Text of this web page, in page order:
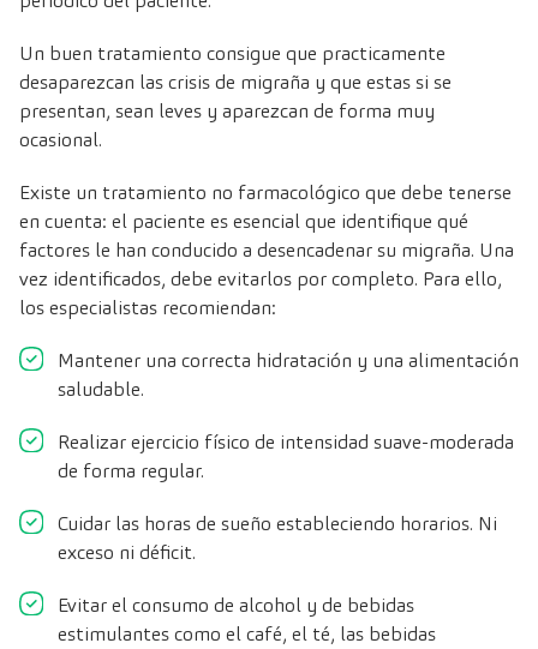
Un buen tratamiento consigue que practicamente
desaparezcan las crisis de migraña y que estas si se
presentan, sean leves y aparezcan de forma muy
ocasional.
Existe un tratamiento no farmacológico que debe tenerse
en cuenta: el paciente es esencial que identifique qué
factores le han conducido a desencadenar su migraña. Una
vez identificados, debe evitarlos por completo. Para ello,
los especialistas recomiendan:
Mantener una correcta hidratación y una alimentación
saludable.
Realizar ejercicio físico de intensidad suave-moderada
de forma regular.
Cuidar las horas de sueño estableciendo horarios. Ni
exceso ni déficit.
Evitar el consumo de alcohol y de bebidas
estimulantes como el café, el té, las bebidas